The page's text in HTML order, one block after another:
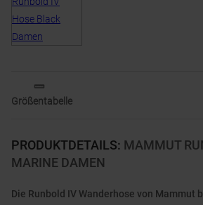
PRODUKTDETAILS: MAMMUT
MARINE DAMEN
Die Runbold IV Wanderhose von Mammut
Größentabelle